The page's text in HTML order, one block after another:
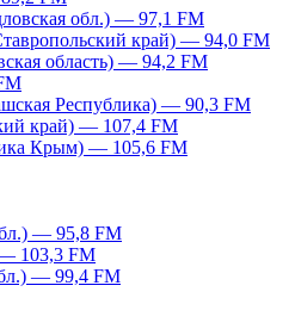
обл.) — 97,1 FM
край) — 94,0 FM
область) — 94,2 FM
Республика) — 90,3 FM
край) — 107,4 FM
Крым) — 105,6 FM
— 95,8 FM
103,3 FM
— 99,4 FM